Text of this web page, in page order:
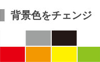
背景色をチェンジ